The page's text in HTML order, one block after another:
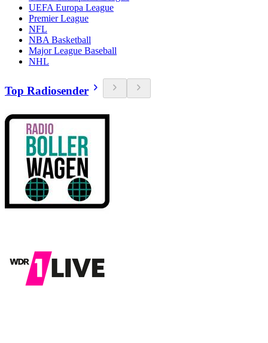
UEFA Europa League
Premier League
NFL
NBA Basketball
Major League Baseball
NHL
Top Radiosender